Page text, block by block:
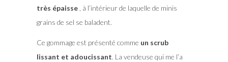
très épaisse, à l’intérieur de laquelle de minis
grains de sel se baladent.
Ce gommage est présenté comme un scrub
lissant et adoucissant. La vendeuse qui me l’a